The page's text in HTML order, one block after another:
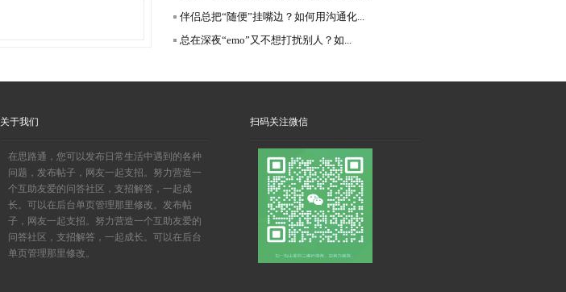
伴侣总把“随便”挂嘴边？如何用沟通化...
总在深夜“emo”又不想打扰别人？如...
关于我们
在思路通，您可以发布日常生活中遇到的各种
问题，发布帖子，网友一起支招。努力营造一
个互助友爱的问答社区，支招解答，一起成
长。可以在后台单页管理那里修改。发布帖
子，网友一起支招。努力营造一个互助友爱的
问答社区，支招解答，一起成长。可以在后台
单页管理那里修改。
扫码关注微信